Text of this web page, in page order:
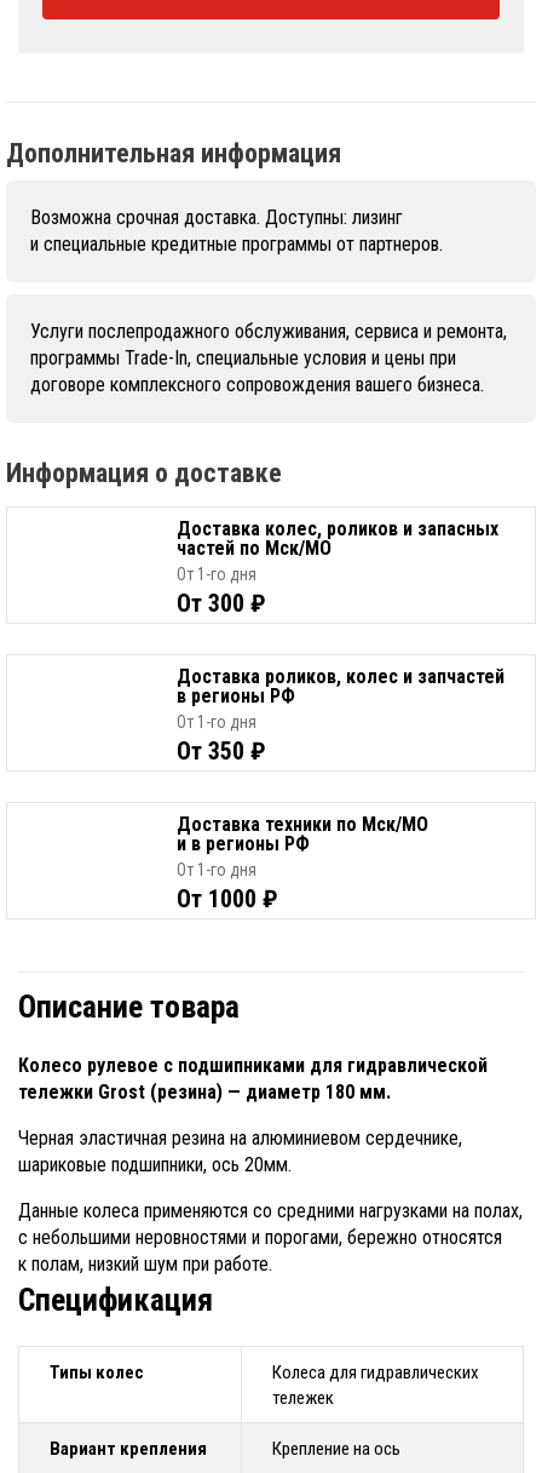
Дополнительная информация
Возможна срочная доставка. Доступны: лизинг
и специальные кредитные программы от партнеров.
Услуги послепродажного обслуживания, сервиса и ремонта,
программы Trade-In, специальные условия и цены при
договоре комплексного сопровождения вашего бизнеса.
Информация о доставке
Доставка колес, роликов и запасных
частей по Мск/МО
От 1-го дня
От 300 ₽
Доставка роликов, колес и запчастей
в регионы РФ
От 1-го дня
От 350 ₽
Доставка техники по Мск/МО
и в регионы РФ
От 1-го дня
От 1000 ₽
Описание товара
Колесо рулевое с подшипниками для гидравлической
тележки Grost (резина) — диаметр 180 мм.
Черная эластичная резина на алюминиевом сердечнике,
шариковые подшипники, ось 20мм.
Данные колеса применяются со средними нагрузками на полах,
с небольшими неровностями и порогами, бережно относятся
к полам, низкий шум при работе.
Спецификация
Типы колес
Колеса для гидравлических
тележек
Вариант крепления Крепление на ось